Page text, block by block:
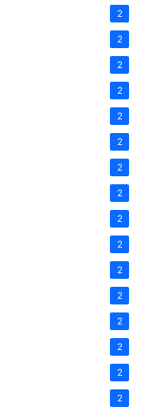
2
2
2
2
2
2
2
2
2
2
2
2
2
2
2
2